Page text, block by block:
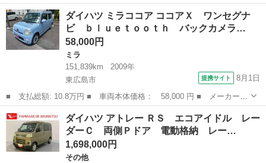
ー名： ダイハツ ■ 車種名： タント ■ グレード名： ４ＷＤカ
スタムＲＳ 新品タイヤ／ディスプレイオーディオ９インチ／スマー
トアシス...
山口 下関市 タント
ダイハツ ミラココア ココアＸ ワンセグナ
ビ ｂｌｕｅｔｏｏｔｈ バックカメラ…
58,000円
ミラ
151,839km
2009年
東広島市
提携サイト 8月1日
■ 支払総額: 10.8万円 ■ 車両本体価格： 58,000 円 ■ メーカー
名： ダイハツ ■ 車種名： ミラココア ■ グレード名： ココア
Ｘ ワンセグナビ ｂｌｕｅｔｏｏｔｈ バックカメラ ドライブレ
コーダー ■ ...
広島 東広島市
ダイハツ アトレー ＲＳ エコアイドル レー
ダーＣ 両側Ｐドア 電動格納 レー…
1,698,000円
その他